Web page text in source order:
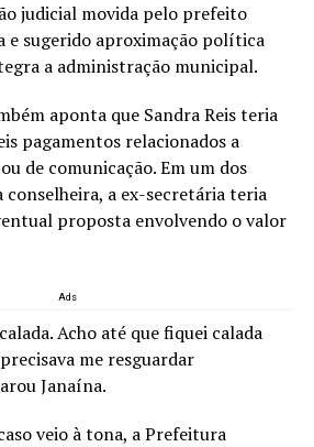
judicial movida pelo prefeito
e sugerido aproximação política
a administração municipal.
aponta que Sandra Reis teria
pagamentos relacionados a
de comunicação. Em um dos
a ex-secretária teria
proposta envolvendo o valor
Ads
Acho até que fiquei calada
me resguardar
Janaína.
veio à tona, a Prefeitura